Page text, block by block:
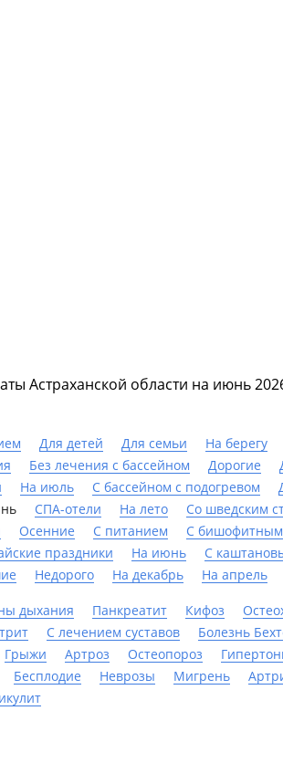
Астраханской области на июнь
Для детей Для семьи На берегу
Без лечения с бассейном Дорогие
На июль С бассейном с подогревом
СПА-отели На лето Со шведским
Осенние С питанием С
праздники На июнь С
Недорого На декабрь На апрель
дыхания Панкреатит Кифоз
С лечением суставов Болезнь
Грыжи Артроз Остеопороз
Бесплодие Неврозы Мигрень